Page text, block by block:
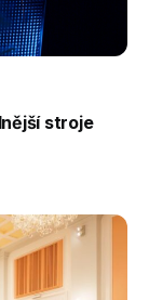
stroje